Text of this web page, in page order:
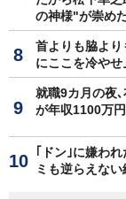
の神様"が崇め
首よりも脇よ
にここを冷や
就職9カ月の夜
が年収1100万
｢ドン｣に嫌わ
ミも逆らえな